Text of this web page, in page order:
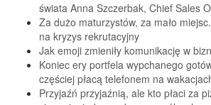
świata Anna Szczerbak, Chief Sales
Za dużo maturzystów, za mało
na kryzys rekrutacyjny
Jak emoji zmieniły komunikację w
Koniec ery portfela wypchanego
częściej płacą telefonem na
Przyjaźń przyjaźnią, ale kto płaci za